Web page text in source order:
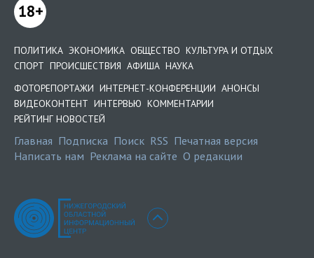
18+
ПОЛИТИКА ЭКОНОМИКА ОБЩЕСТВО КУЛЬТУРА И ОТДЫХ
СПОРТ ПРОИСШЕСТВИЯ АФИША НАУКА
ФОТОРЕПОРТАЖИ ИНТЕРНЕТ-КОНФЕРЕНЦИИ АНОНСЫ
ВИДЕОКОНТЕНТ ИНТЕРВЬЮ КОММЕНТАРИИ
РЕЙТИНГ НОВОСТЕЙ
Главная Подписка Поиск RSS Печатная версия
Написать нам Реклама на сайте О редакции